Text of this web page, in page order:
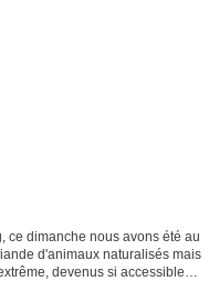
ce dimanche nous avons été au
d'animaux naturalisés mais
devenus si accessibles